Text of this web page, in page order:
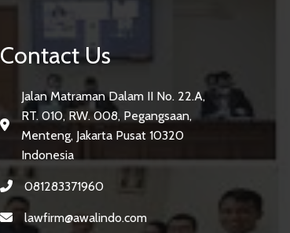
Contact Us
Jalan Matraman Dalam II No. 22.A,
RT. 010, RW. 008, Pegangsaan,
Menteng, Jakarta Pusat 10320
Indonesia
081283371960
lawfirm@awalindo.com